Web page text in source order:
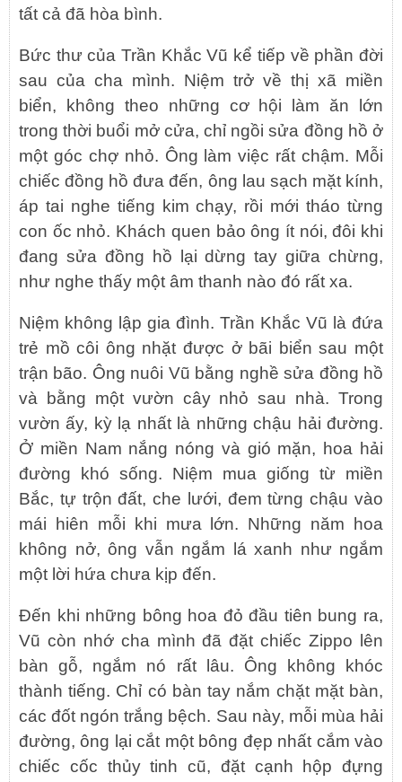
tất cả đã hòa bình.
Bức thư của Trần Khắc Vũ kể tiếp về phần đời
sau của cha mình. Niệm trở về thị xã miền
biển, không theo những cơ hội làm ăn lớn
trong thời buổi mở cửa, chỉ ngồi sửa đồng hồ ở
một góc chợ nhỏ. Ông làm việc rất chậm. Mỗi
chiếc đồng hồ đưa đến, ông lau sạch mặt kính,
áp tai nghe tiếng kim chạy, rồi mới tháo từng
con ốc nhỏ. Khách quen bảo ông ít nói, đôi khi
đang sửa đồng hồ lại dừng tay giữa chừng,
như nghe thấy một âm thanh nào đó rất xa.
Niệm không lập gia đình. Trần Khắc Vũ là đứa
trẻ mồ côi ông nhặt được ở bãi biển sau một
trận bão. Ông nuôi Vũ bằng nghề sửa đồng hồ
và bằng một vườn cây nhỏ sau nhà. Trong
vườn ấy, kỳ lạ nhất là những chậu hải đường.
Ở miền Nam nắng nóng và gió mặn, hoa hải
đường khó sống. Niệm mua giống từ miền
Bắc, tự trộn đất, che lưới, đem từng chậu vào
mái hiên mỗi khi mưa lớn. Những năm hoa
không nở, ông vẫn ngắm lá xanh như ngắm
một lời hứa chưa kịp đến.
Đến khi những bông hoa đỏ đầu tiên bung ra,
Vũ còn nhớ cha mình đã đặt chiếc Zippo lên
bàn gỗ, ngắm nó rất lâu. Ông không khóc
thành tiếng. Chỉ có bàn tay nắm chặt mặt bàn,
các đốt ngón trắng bệch. Sau này, mỗi mùa hải
đường, ông lại cắt một bông đẹp nhất cắm vào
chiếc cốc thủy tinh cũ, đặt cạnh hộp đựng